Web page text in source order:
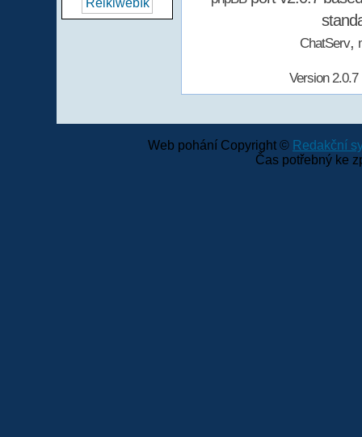
ChatServ,
Version
Web pohání Copyright © Redakční
Čas potřebný ke